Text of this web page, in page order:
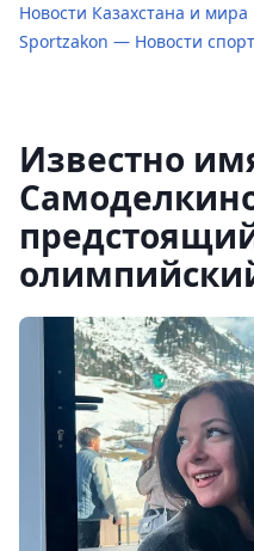
Новости Казахстана и мира
Sportzakon — Новости
Известно